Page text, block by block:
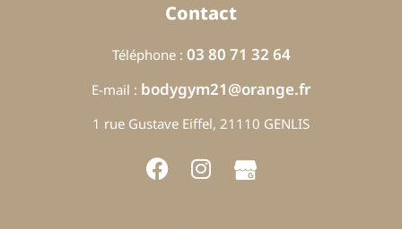
Contact
Téléphone : 03 80 71 32 64
E-mail : bodygym21@orange.fr
1 rue Gustave Eiffel, 21110 GENLIS